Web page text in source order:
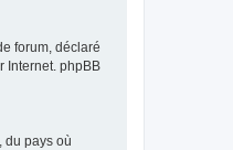
forum, déclaré
Internet. phpBB
du pays où